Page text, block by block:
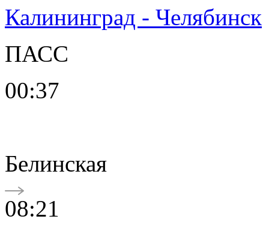
Калининград - Челябинск
ПАСС
00:37
Белинская
08:21